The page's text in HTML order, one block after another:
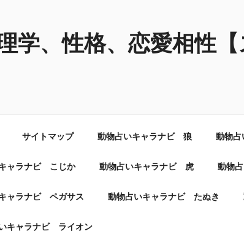
学、性格、恋愛相性
サイトマップ 動物占いキャラナビ 狼 動物
ャラナビ こじか 動物占いキャラナビ 虎 動物
ャラナビ ペガサス 動物占いキャラナビ たぬき
キャラナビ ライオン